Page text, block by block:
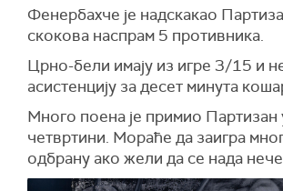
Фенербахче је надскакао
скокова наспрам 5 противника.
Црно-бели имају из игре 3/15 и
асистенцију за десет минута
Много поена је примио Партизан
четвртини. Мораће да заигра
одбрану ако жели да се нада